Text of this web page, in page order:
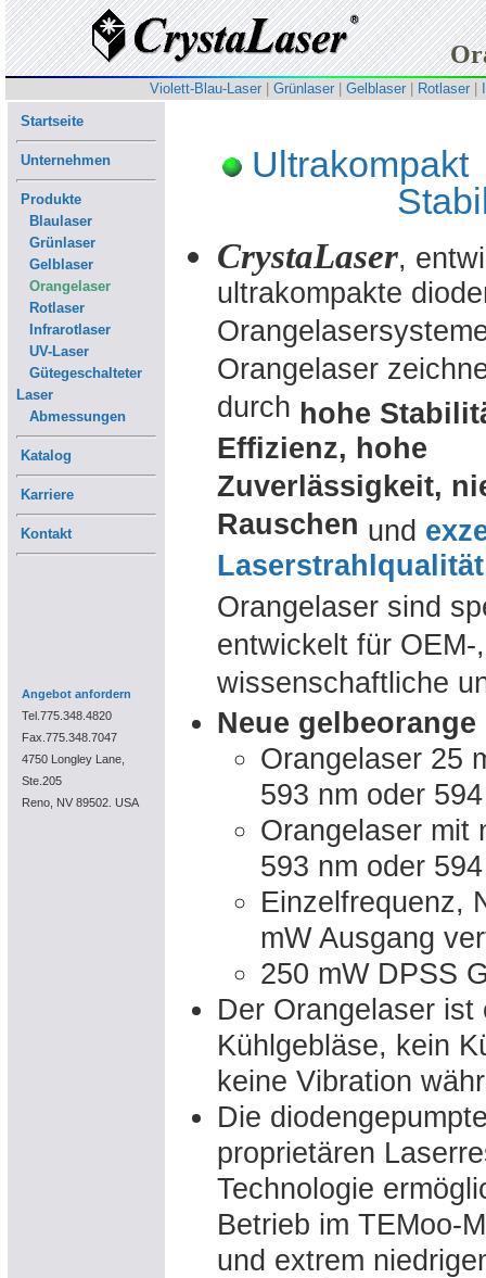
Violett-Blau-Laser Grünlaser Gelblaser Rotlaser
Startseite
Unternehmen
Produkte
Blaulaser
Grünlaser
Gelblaser
Orangelaser
Rotlaser
Infrarotlaser
UV-Laser
Gütegeschalteter
Laser
Abmessungen
Katalog
Karriere
Kontakt
Angebot anfordern
Tel.775.348.4820
Fax.775.348.7047
4750 Longley Lane,
Ste.205
Reno, NV 89502. USA
Ultrakompakt
CrystaLaser,
ultrakompakte
Orangelaser
durch hohe
Effizienz, hohe
Zuverlässigkeit,
Rauschen und
Laserstrahlqualität
Orangelaser sind
entwickelt für OEM-,
wissenschaftliche
Neue
Orangelaser 25
593 nm oder
Orangelaser mit
593 nm oder
Einzelfrequenz,
mW Ausgang
250 mW DPSS
Der Orangelaser
Kühlgebläse, kein
keine Vibration
Die
proprietären
Technologie
Betrieb im TEMoo-
und extrem